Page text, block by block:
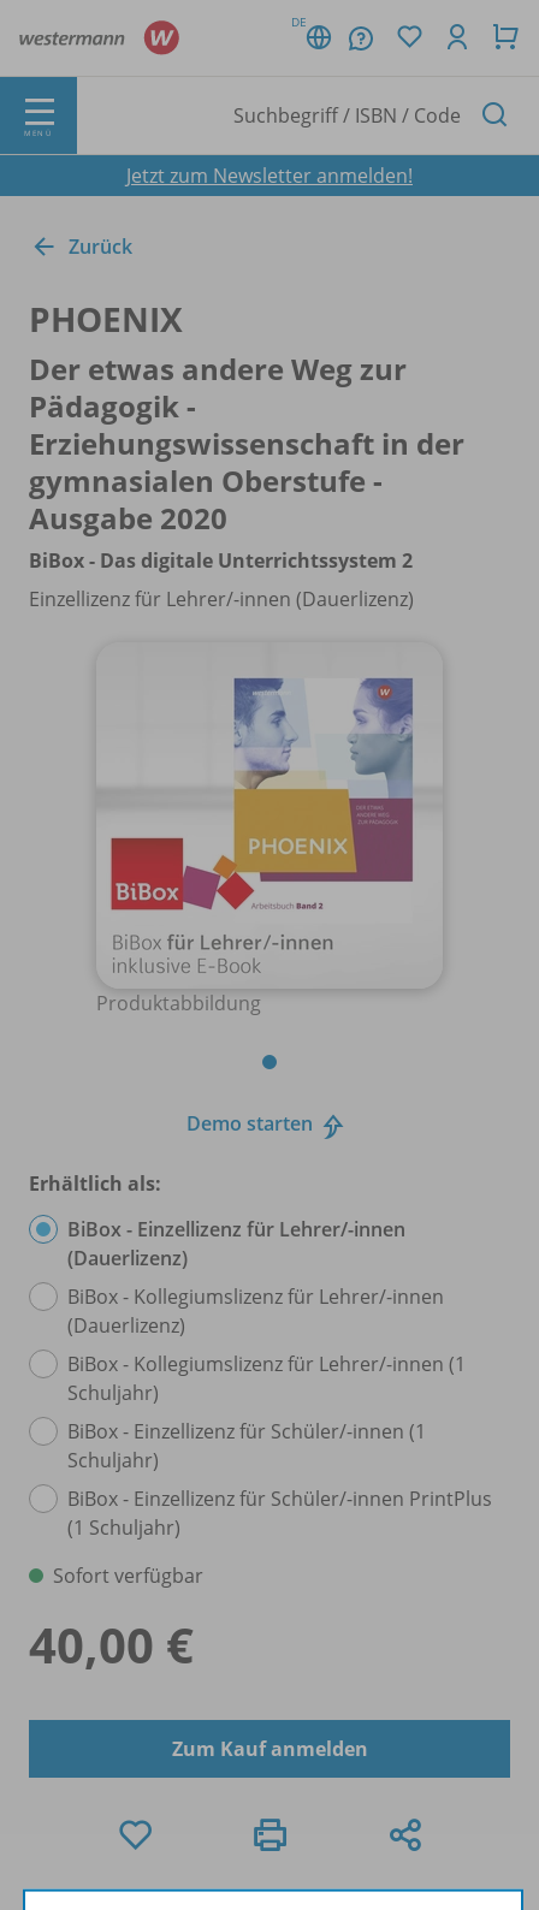
DE
MENÜ
Jetzt zum Newsletter anmelden!
Zurück
PHOENIX
Der etwas andere Weg zur
Pädagogik -
Erziehungswissenschaft in der
gymnasialen Oberstufe -
Ausgabe 2020
BiBox - Das digitale Unterrichtssystem 2
Einzellizenz für Lehrer/-innen (Dauerlizenz)
Produktabbildung
Demo starten
Erhältlich als:
BiBox - Einzellizenz für Lehrer/-innen
(Dauerlizenz)
BiBox - Kollegiumslizenz für Lehrer/-innen
(Dauerlizenz)
BiBox - Kollegiumslizenz für Lehrer/-innen (1
Schuljahr)
BiBox - Einzellizenz für Schüler/-innen (1
Schuljahr)
BiBox - Einzellizenz für Schüler/-innen PrintPlus
(1 Schuljahr)
Sofort verfügbar
40,00 €
Zum Kauf anmelden